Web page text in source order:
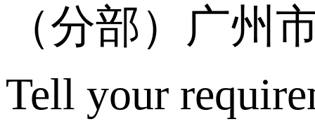
（分部）广州
Tell your